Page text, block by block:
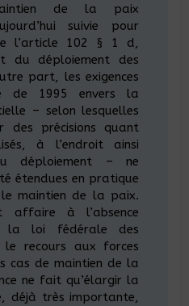
de la paix
suivie pour
l’article 102 § 1 d,
du déploiement des
part, les exigences
de 1995 envers la
– selon lesquelles
des précisions quant
à l’endroit ainsi
déploiement – ne
étendues en pratique
maintien de la paix.
à l’absence
la loi fédérale des
le recours aux forces
cas de maintien de la
ne fait qu’élargir la
déjà très importante,